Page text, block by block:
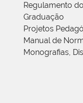
Regulamento
Graduação
Projetos
Manual de
Monografias,